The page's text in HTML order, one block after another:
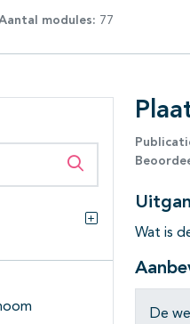
modules: 77
Zoeken binnen
Alles Wat is
De